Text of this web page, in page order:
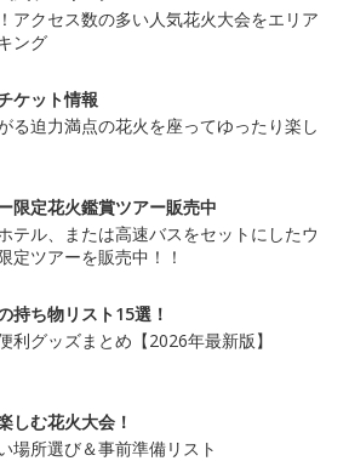
アクセス数の多い人気花火大会をエリア
ング
ケット情報
る迫力満点の花火を座ってゆったり楽し
限定花火鑑賞ツアー販売中
テル、または高速バスをセットにしたウ
定ツアーを販売中！！
持ち物リスト15選！
利グッズまとめ【2026年最新版】
しむ花火大会！
場所選び＆事前準備リスト